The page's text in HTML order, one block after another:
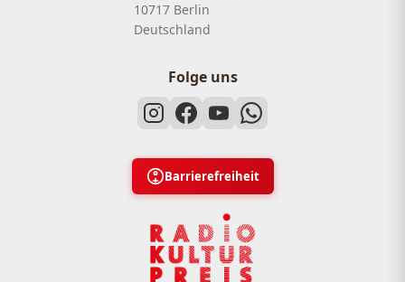
10717 Berlin
Deutschland
Folge uns
Barrierefreiheit